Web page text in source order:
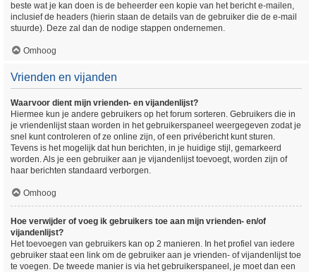
beste wat je kan doen is de beheerder een kopie van het bericht e-mailen,
inclusief de headers (hierin staan de details van de gebruiker die de e-mail
stuurde). Deze zal dan de nodige stappen ondernemen.
Omhoog
Vrienden en vijanden
Waarvoor dient mijn vrienden- en vijandenlijst?
Hiermee kun je andere gebruikers op het forum sorteren. Gebruikers die in
je vriendenlijst staan worden in het gebruikerspaneel weergegeven zodat je
snel kunt controleren of ze online zijn, of een privébericht kunt sturen.
Tevens is het mogelijk dat hun berichten, in je huidige stijl, gemarkeerd
worden. Als je een gebruiker aan je vijandenlijst toevoegt, worden zijn of
haar berichten standaard verborgen.
Omhoog
Hoe verwijder of voeg ik gebruikers toe aan mijn vrienden- en/of
vijandenlijst?
Het toevoegen van gebruikers kan op 2 manieren. In het profiel van iedere
gebruiker staat een link om de gebruiker aan je vrienden- of vijandenlijst toe
te voegen. De tweede manier is via het gebruikerspaneel, je moet dan een